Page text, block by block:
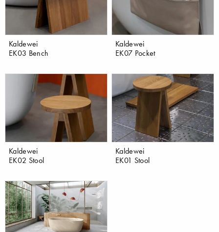
Kaldewei
EK03 Bench
Kaldewei
EK07 Pocket
Kaldewei
EK02 Stool
Kaldewei
EK01 Stool